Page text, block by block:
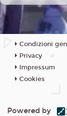
Condizioni
Privacy
Impressum
Cookies
Powered by